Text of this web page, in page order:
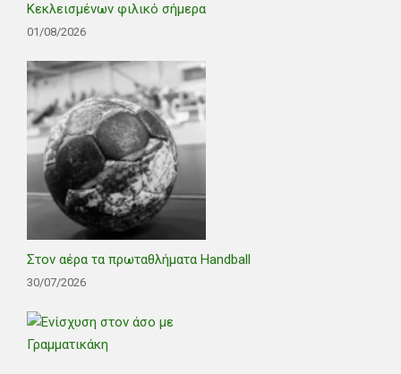
Κεκλεισμένων φιλικό σήμερα
01/08/2026
Στον αέρα τα πρωταθλήματα Handball
30/07/2026